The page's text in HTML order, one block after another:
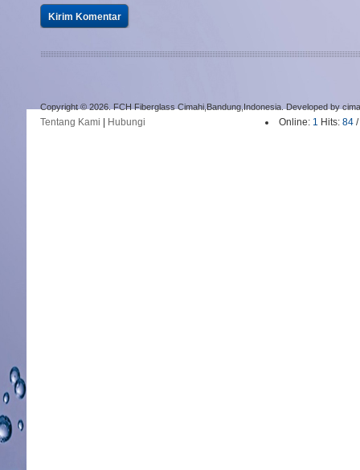
Copyright © 2026. FCH Fiberglass Cimahi,Bandung,Indonesia. Developed by
Tentang Kami | Hubungi Online: 1 Hits: 84